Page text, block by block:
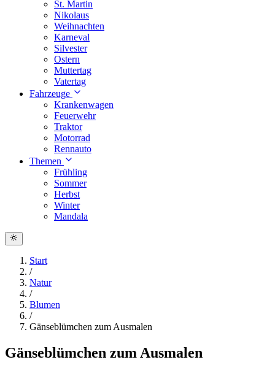
St. Martin
Nikolaus
Weihnachten
Karneval
Silvester
Ostern
Muttertag
Vatertag
Fahrzeuge
Krankenwagen
Feuerwehr
Traktor
Motorrad
Rennauto
Themen
Frühling
Sommer
Herbst
Winter
Mandala
Start
/
Natur
/
Blumen
/
Gänseblümchen zum Ausmalen
Gänseblümchen zum Ausmalen